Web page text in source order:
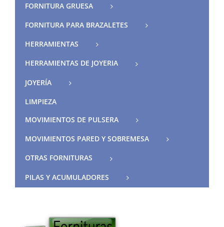
FORNITURA GRUESA
FORNITURA PARA BRAZALETES
HERRAMIENTAS
HERRAMIENTAS DE JOYERIA
JOYERÍA
LIMPIEZA
MOVIMIENTOS DE PULSERA
MOVIMIENTOS PARED Y SOBREMESA
OTRAS FORNITURAS
PILAS Y ACUMULADORES